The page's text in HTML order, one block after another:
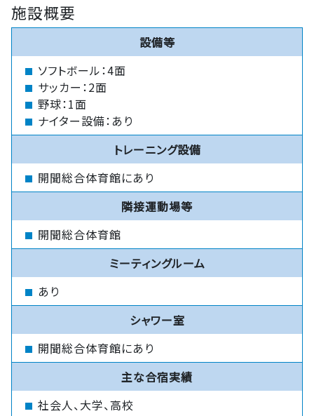
施設概要
設備等
ソフトボール：4面
サッカー：2面
野球：1面
ナイター設備：あり
トレーニング設備
開聞総合体育館にあり
隣接運動場等
開聞総合体育館
ミーティングルーム
あり
シャワー室
開聞総合体育館にあり
主な合宿実績
社会人、大学、高校